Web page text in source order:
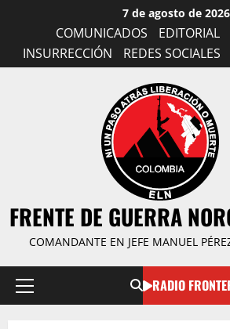
contenido
7 de agosto de 2026
COMUNICADOS EDITORIAL
INSURRECCIÓN
REDES SOCIALES
FRENTE DE GUERRA
COMANDANTE EN JEFE MANUEL
Menú
RADIO